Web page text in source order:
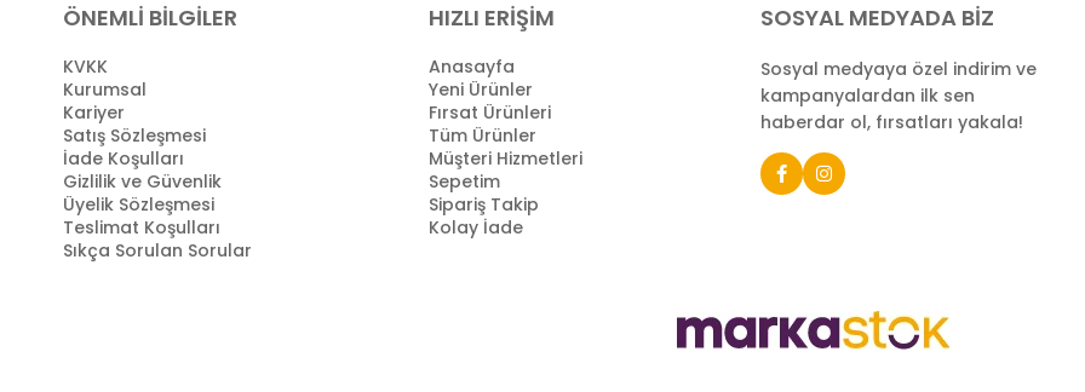
ÖNEMLİ BİLGİLER
KVKK
Kurumsal
Kariyer
Satış Sözleşmesi
İade Koşulları
Gizlilik ve Güvenlik
Üyelik Sözleşmesi
Teslimat Koşulları
Sıkça Sorulan Sorular
HIZLI ERİŞİM
Anasayfa
Yeni Ürünler
Fırsat Ürünleri
Tüm Ürünler
Müşteri Hizmetleri
Sepetim
Sipariş Takip
Kolay İade
SOSYAL MEDYADA BİZ
Sosyal medyaya özel indirim ve
kampanyalardan ilk sen
haberdar ol, fırsatları yakala!